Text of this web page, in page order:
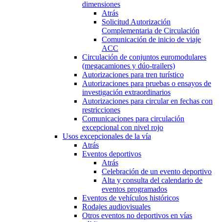
dimensiones
Atrás
Solicitud Autorización
Complementaria de Circulación
Comunicación de inicio de viaje
ACC
Circulación de conjuntos euromodulares
(megacamiones y dúo-trailers)
Autorizaciones para tren turístico
Autorizaciones para pruebas o ensayos de
investigación extraordinarios
Autorizaciones para circular en fechas con
restricciones
Comunicaciones para circulación
excepcional con nivel rojo
Usos excepcionales de la vía
Atrás
Eventos deportivos
Atrás
Celebración de un evento deportivo
Alta y consulta del calendario de
eventos programados
Eventos de vehículos históricos
Rodajes audiovisuales
Otros eventos no deportivos en vías